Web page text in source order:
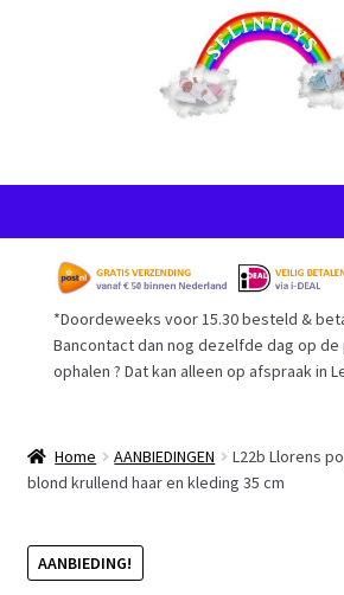
naar
navigatie
inhoud
Startpagina
Voorwaarden
Afrekenen
Retouren
*Doordeweeks voor 15.30 besteld &
Bancontact dan nog dezelfde dag op de
ophalen ? Dat kan alleen op afspraak in
Home AANBIEDINGEN
L22b Llorens
blond krullend haar en kleding 35 cm
AANBIEDING!